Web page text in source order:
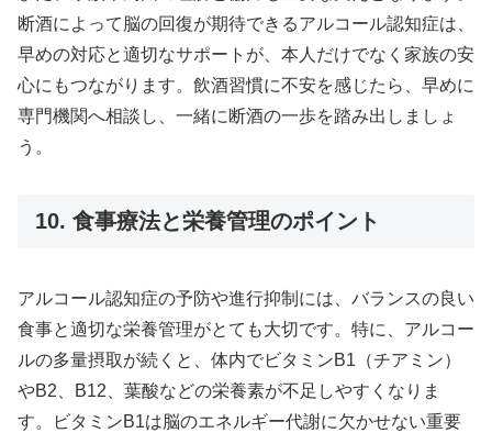
断酒によって脳の回復が期待できるアルコール認知症は、
早めの対応と適切なサポートが、本人だけでなく家族の安
心にもつながります。飲酒習慣に不安を感じたら、早めに
専門機関へ相談し、一緒に断酒の一歩を踏み出しましょ
う。
10. 食事療法と栄養管理のポイント
アルコール認知症の予防や進行抑制には、バランスの良い
食事と適切な栄養管理がとても大切です。特に、アルコー
ルの多量摂取が続くと、体内でビタミンB1（チアミン）
やB2、B12、葉酸などの栄養素が不足しやすくなりま
す。ビタミンB1は脳のエネルギー代謝に欠かせない重要